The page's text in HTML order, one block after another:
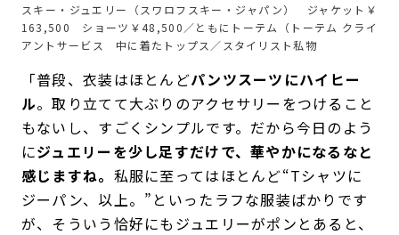
スキー・ジュエリー（スワロフスキー・ジャパン） ジャケット￥
163,500 ショーツ￥48,500／ともにトーテム（トーテム クライ
アントサービス 中に着たトップス／スタイリスト私物
「普段、衣装はほとんどパンツスーツにハイヒー
ル。取り立てて大ぶりのアクセサリーをつけること
もないし、すごくシンプルです。だから今日のよう
にジュエリーを少し足すだけで、華やかになるなと
感じますね。 私服に至ってはほとんど“Tシャツに
ジーパン、以上。”といったラフな服装ばかりです
が、そういう恰好にもジュエリーがポンとあると、